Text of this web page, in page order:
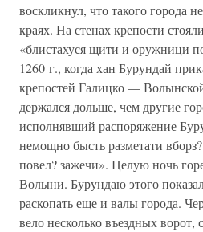
воскликнул, что такого города
краях. На стенах крепости
«блистахуся щити и оружници
1260 г., когда хан Бурундай
крепостей Галицко —
держался дольше, чем другие
исполнявший распоряжение
немощно бысть разметати
повел? зажечи». Целую ночь
Волыни. Бурундаю этого
раскопать еще и валы города.
вело несколько въездных